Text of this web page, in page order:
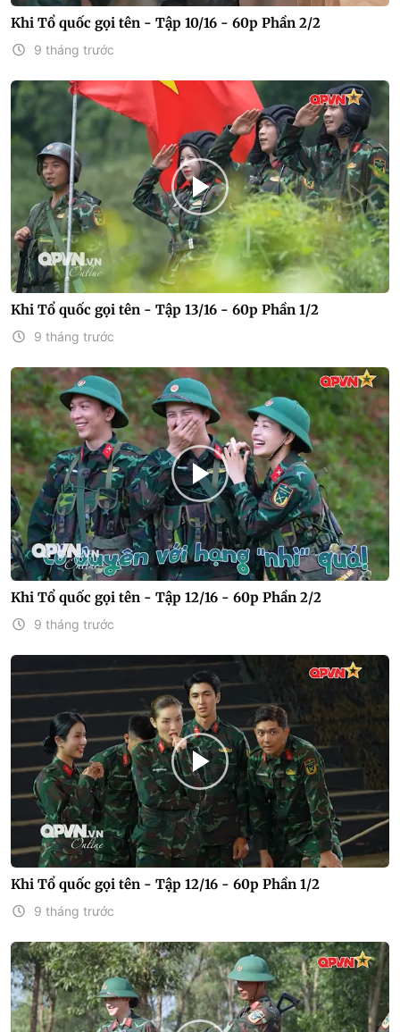
Khi Tổ quốc gọi tên - Tập 10/16 - 60p Phần 2/2
9 tháng trước
Khi Tổ quốc gọi tên - Tập 13/16 - 60p Phần 1/2
9 tháng trước
Khi Tổ quốc gọi tên - Tập 12/16 - 60p Phần 2/2
9 tháng trước
Khi Tổ quốc gọi tên - Tập 12/16 - 60p Phần 1/2
9 tháng trước